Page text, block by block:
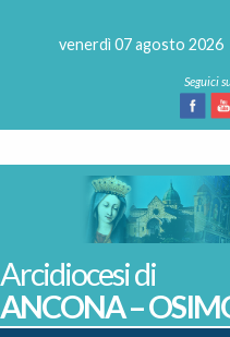
venerdì 07 agosto 2026
ANCONA –